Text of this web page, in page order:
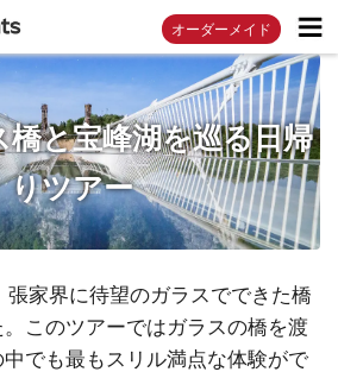
オーダーメイド
橋と宝峰湖を巡る日帰
りツアー
家界に待望のガラスでできた橋
このツアーではガラスの橋を渡
でも最もスリル満点な体験がで